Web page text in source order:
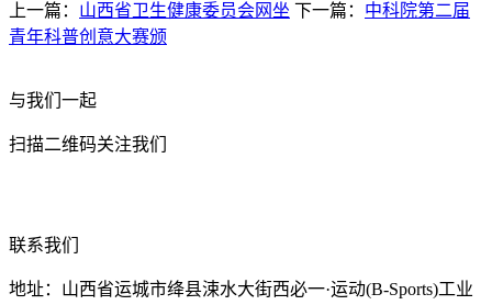
上一篇： 山西省卫生健康委员会网坐 下一篇： 中科院第二届
青年科普创意大赛颁
与我们一起
扫描二维码关注我们
联系我们
地址：山西省运城市绛县涑水大街西必一·运动(B-Sports)工业